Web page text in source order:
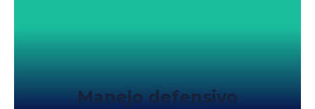
Manejo defensivo